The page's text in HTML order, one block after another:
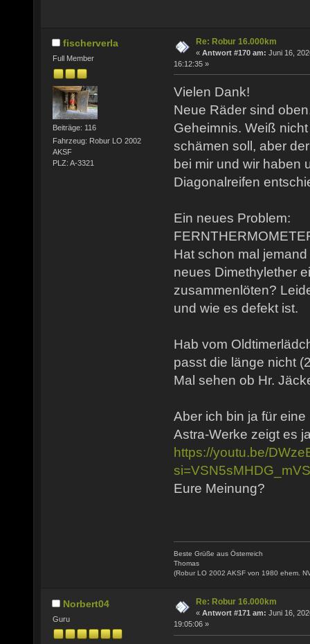
fischerverla
Full Member
Beiträge: 116
Fahrzeug: Robur LO 2002
AKSF
PLZ: A-3321
Re: Robur 16.000km
« Antwort #170 am: Juni 16,
16:12:35 »
Vielen Dank!
Neue Räder sind
Geheimnis. Weiß
schämen soll, aber
bei mir und wir haben
Diagonalreifen
Ein neues Problem:
Hat schon mal
neues Dimethylether
zusammenlöten?
und wie es defekt ist.
Hab vom
passt die länge nicht
Mal sehen ob Hr.
Aber ich bin ja für
Astra-Werke zeigt es
https://youtu.be/
Eure Meinung?
Beste Grüße aus Österreich
Thomas
(Robur LO 2002 AKSF von 1980 ehem.
Norbert04
Guru
Re: Robur 16.000km
« Antwort #171 am: Juni 16,
19:05:06 »